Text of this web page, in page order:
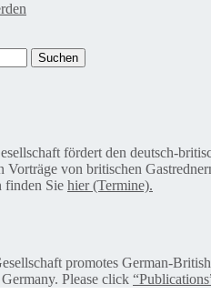
fördert den deutsch-
Vorträge von britischen
finden Sie hier (Termine).
promotes German-
Please click